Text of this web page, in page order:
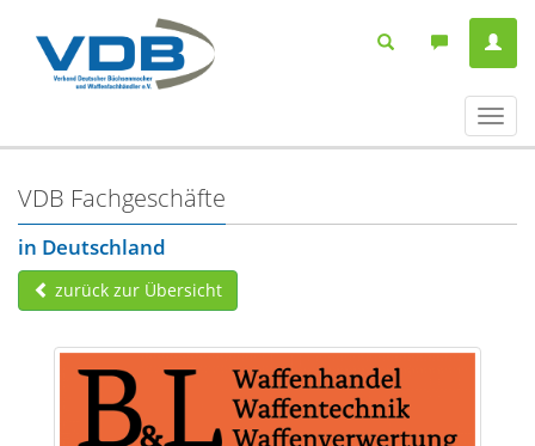
ein-/
VDB Fachgeschäfte
in Deutschland
zurück zur Übersicht